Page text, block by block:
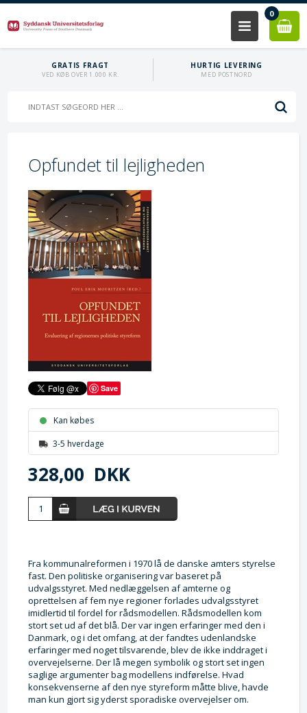
0
GRATIS FRAGT
VED KØB OVER 1.000 KR.
HURTIG LEVERING
MED POSTNORD
Opfundet til lejligheden
Save
Kan købes
3-5 hverdage
328,00 DKK
Fra kommunalreformen i 1970 lå de danske amters styrelse
fast. Den politiske organisering var baseret på
udvalgsstyret. Med nedlæggelsen af amterne og
oprettelsen af fem nye regioner forlades udvalgsstyret
imidlertid til fordel for rådsmodellen. Rådsmodellen kom
stort set ud af det blå. Der var ingen erfaringer med den i
Danmark, og i det omfang, at der fandtes udenlandske
erfaringer med noget tilsvarende, blev de ikke inddraget i
overvejelserne. Der lå megen symbolik og stort set ingen
saglige argumenter bag modellens indførelse. Hvad
konsekvenserne af den nye styreform måtte blive, havde
man kun gjort sig yderst sporadiske overvejelser om.